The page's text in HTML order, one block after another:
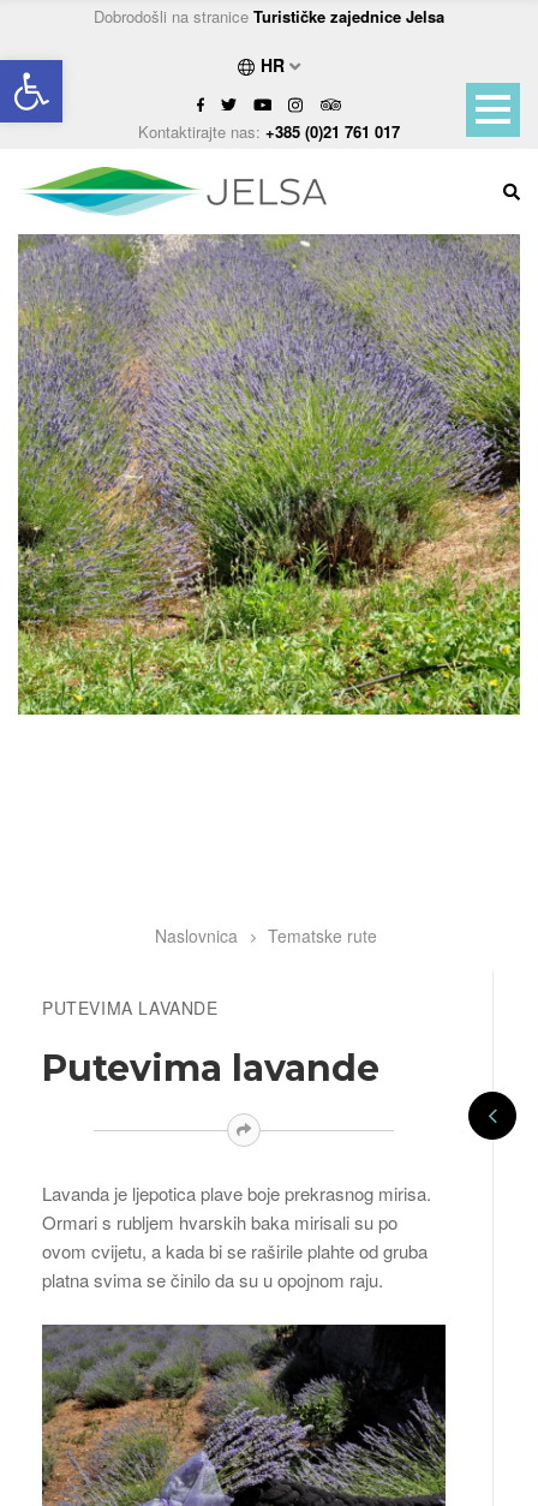
Open toolbar
Dobrodošli na stranice Turističke zajednice Jelsa
HR
Kontaktirajte nas: +385 (0)21 761 017
BreadcrumbNaslovnica Tematske rute
PUTEVIMA LAVANDE
Putevima lavande
Lavanda je ljepotica plave boje prekrasnog mirisa.
Ormari s rubljem hvarskih baka mirisali su po
ovom cvijetu, a kada bi se raširile plahte od gruba
platna svima se činilo da su u opojnom raju.